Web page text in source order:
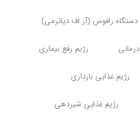
دستگاه رافوس (آر اف دیاترمی)
رژیم رفع بیماری
رژیم غذایی بارداری
رژیم غذایی شیردهی